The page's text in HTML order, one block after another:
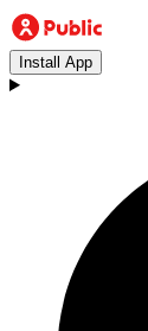
Install App